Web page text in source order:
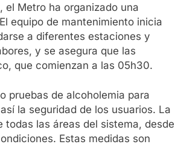
Metro ha organizado una
equipo de mantenimiento inicia
a diferentes estaciones y
y se asegura que las
que comienzan a las 05h30.
pruebas de alcoholemia para
la seguridad de los usuarios. La
las áreas del sistema, desde
Estas medidas son